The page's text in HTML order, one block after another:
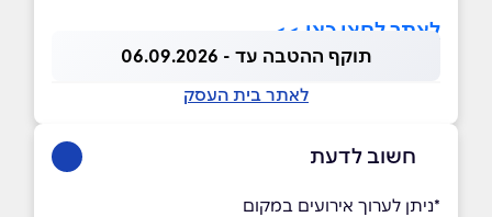
לאתר לחצו כאן >>
תוקף ההטבה עד - 06.09.2026
לאתר בית העסק
חשוב לדעת
*ניתן לערוך אירועים במקום